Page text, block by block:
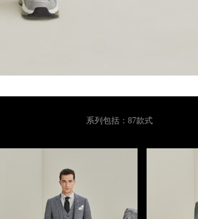
系列包括：87款式